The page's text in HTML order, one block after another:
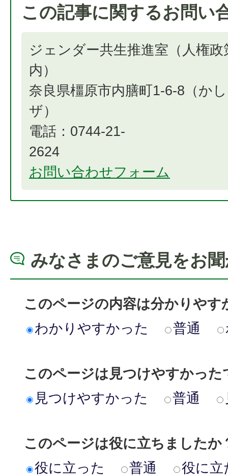
この記事に関するお問い
ジェンダー共生推進室（人権政
奈良県橿原市内膳町1-6-8（か
電話：0744-21-
お問い合わせフォーム
みなさまのご意見をお
このページの内容は分かりやす
わかりやすかった
普通
このページは見つけやすかった
見つけやすかった
普通
このページは役に立ちましたか
役に立った
普通 役に立